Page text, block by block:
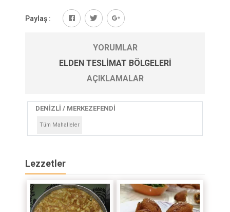
Paylaş :
YORUMLAR
ELDEN TESLIMAT BÖLGELERI
AÇIKLAMALAR
DENİZLİ / MERKEZEFENDİ
Tüm Mahalleler
Lezzetler